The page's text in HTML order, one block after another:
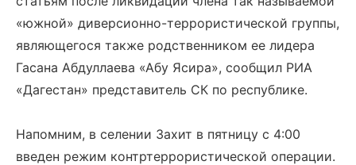
«южной» диверсионно-террористической группы,
являющегося также родственником ее лидера
Гасана Абдуллаева «Абу Ясира», сообщил РИА
«Дагестан» представитель СК по республике.
Напомним, в селении Захит в пятницу с 4:00
введен режим контртеррористической операции.